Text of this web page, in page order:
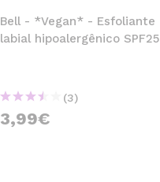
Bell - *Vegan* - Esfoliante
labial hipoalergênico SPF25
(3)
3,99€